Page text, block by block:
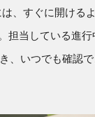
、すぐに開ける
担当している進
、いつでも確認